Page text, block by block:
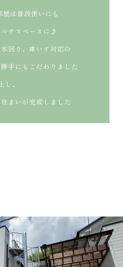
は普段使いにも
チスペースに♪
回り、車いす対応の
手にもこだわりました
、
まいが完成しました